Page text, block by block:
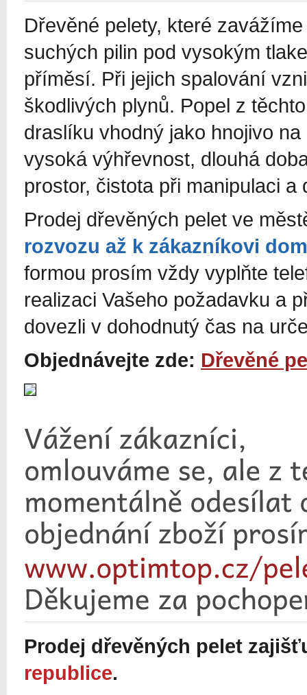
Dřevěné pelety, které
suchých pilin pod vysokým
příměsí. Při jejich spalování
škodlivých plynů. Popel z
draslíku vhodný jako hnojivo
vysoká výhřevnost, dlouhá
prostor, čistota při manipulaci a
Prodej dřevěných pelet ve
rozvozu až k zákazníkovi
formou prosím vždy vyplňte
realizaci Vašeho požadavku a
dovezli v dohodnutý čas na
Objednávejte zde: Dřevěné
Prodej dřevěných pelet
republice.